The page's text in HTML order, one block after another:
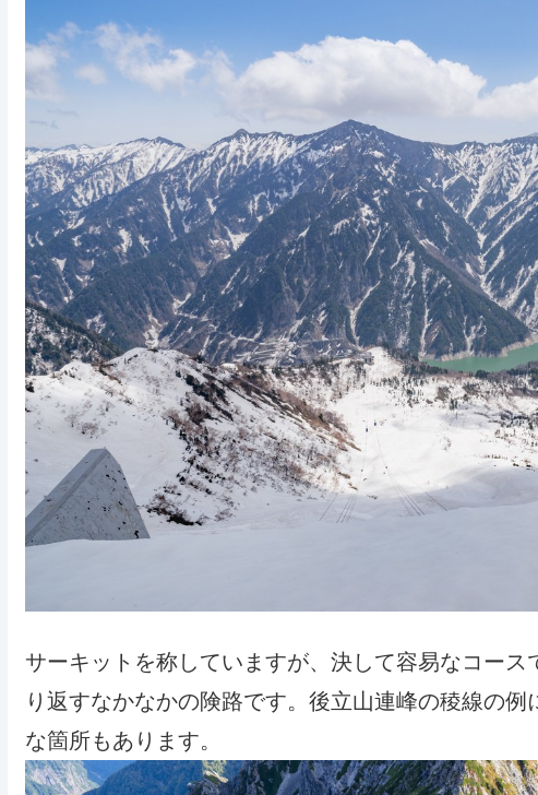
サーキットを称していますが、決して容易なコー
り返すなかなかの険路です。後立山連峰の稜線の
な箇所もあります。